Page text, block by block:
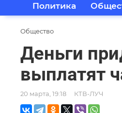
Политика
Общество
Деньги
выплатят
20 марта, 19:18 КТВ-ЛУЧ